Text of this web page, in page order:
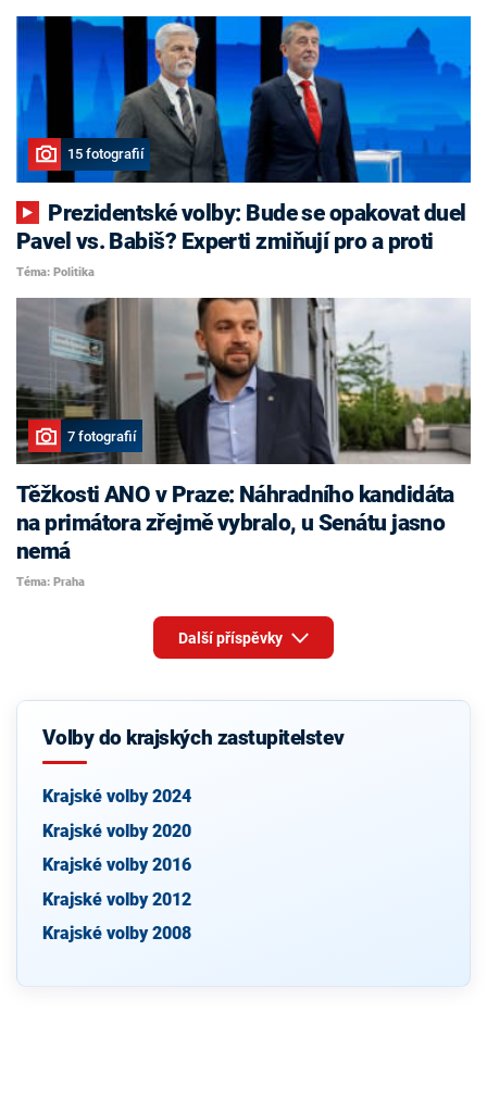
15 fotografií
Pavel vs. Babiš? Experti zmiňují pro a proti
Téma: Politika
7 fotografií
Těžkosti ANO v Praze: Náhradního kandidáta
na primátora zřejmě vybralo, u Senátu jasno
nemá
Téma: Praha
Další příspěvky
Volby do krajských zastupitelstev
Krajské volby 2024
Krajské volby 2020
Krajské volby 2016
Krajské volby 2012
Krajské volby 2008